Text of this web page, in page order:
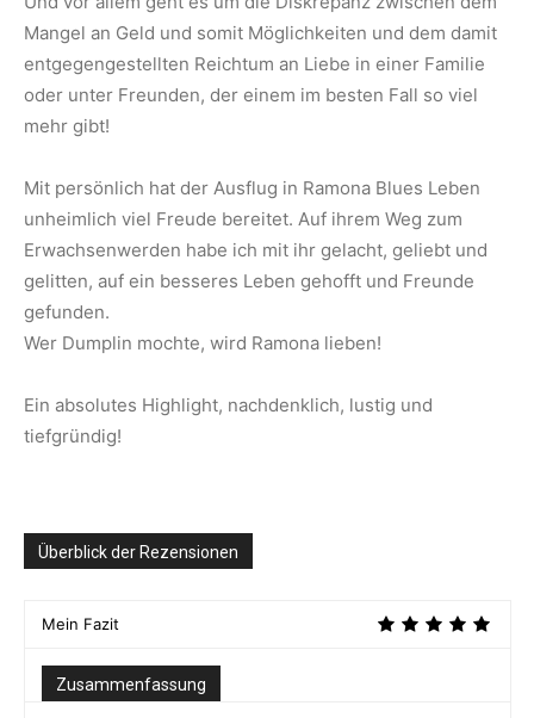
Mangel an Geld und somit Möglichkeiten und dem damit
entgegengestellten Reichtum an Liebe in einer Familie
oder unter Freunden, der einem im besten Fall so viel
mehr gibt!
Mit persönlich hat der Ausflug in Ramona Blues Leben
unheimlich viel Freude bereitet. Auf ihrem Weg zum
Erwachsenwerden habe ich mit ihr gelacht, geliebt und
gelitten, auf ein besseres Leben gehofft und Freunde
gefunden.
Wer Dumplin mochte, wird Ramona lieben!
Ein absolutes Highlight, nachdenklich, lustig und
tiefgründig!
Überblick der Rezensionen
Mein Fazit
Zusammenfassung